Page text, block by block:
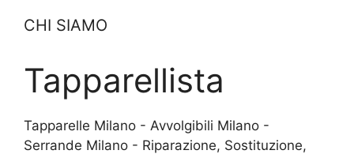
CHI SIAMO
Tapparellista
Tapparelle Milano - Avvolgibili Milano -
Serrande Milano - Riparazione, Sostituzione,